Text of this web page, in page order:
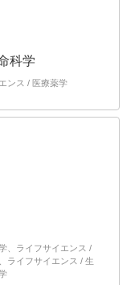
科学
ンス / 医療薬学
、ライフサイエンス /
ライフサイエンス / 生